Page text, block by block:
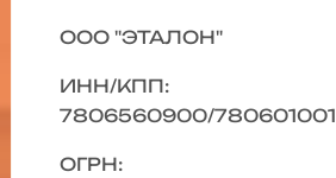
ООО "ЭТАЛОН"
ИНН/КПП:
7806560900/780601001
ОГРН: